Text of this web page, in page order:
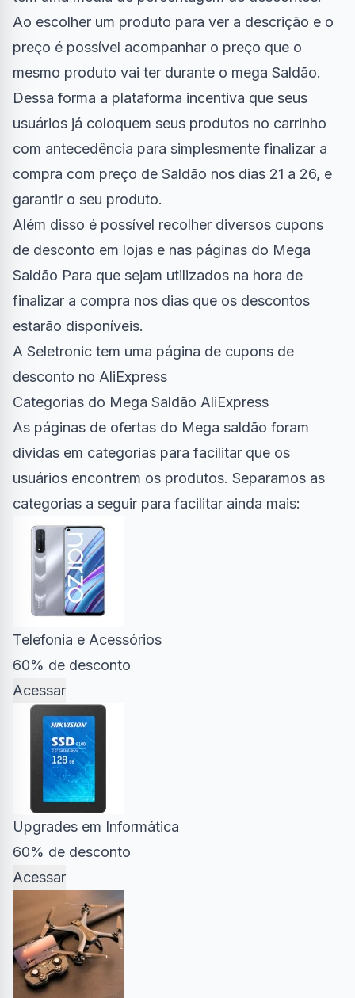
Ao escolher um produto para ver a descrição e o
preço é possível acompanhar o preço que o
mesmo produto vai ter durante o mega Saldão.
Dessa forma a plataforma incentiva que seus
usuários já coloquem seus produtos no carrinho
com antecedência para simplesmente finalizar a
compra com preço de Saldão nos dias 21 a 26, e
garantir o seu produto.
Além disso é possível recolher diversos cupons
de desconto em lojas e nas páginas do Mega
Saldão Para que sejam utilizados na hora de
finalizar a compra nos dias que os descontos
estarão disponíveis.
A Seletronic tem uma página de cupons de
desconto no AliExpress
Categorias do Mega Saldão AliExpress
As páginas de ofertas do Mega saldão foram
dividas em categorias para facilitar que os
usuários encontrem os produtos. Separamos as
categorias a seguir para facilitar ainda mais:
Telefonia e Acessórios
60% de desconto
Acessar
Upgrades em Informática
60% de desconto
Acessar